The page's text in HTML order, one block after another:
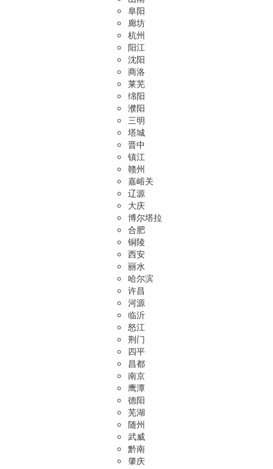
阜阳
廊坊
杭州
阳江
沈阳
商洛
莱芜
绵阳
濮阳
三明
塔城
晋中
镇江
赣州
嘉峪关
辽源
大庆
博尔塔拉
合肥
铜陵
西安
丽水
哈尔滨
许昌
河源
临沂
怒江
荆门
四平
昌都
南京
鹰潭
德阳
芜湖
随州
武威
黔南
肇庆